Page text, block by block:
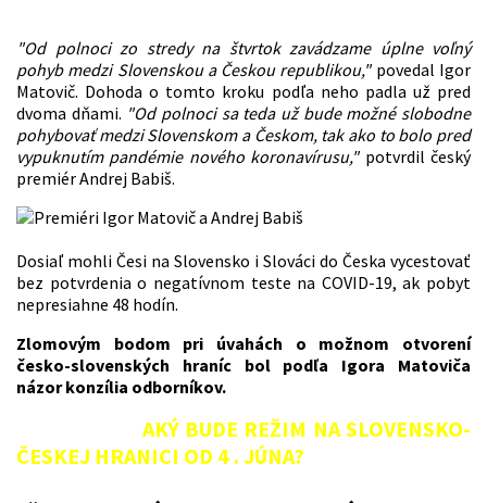
"Od polnoci zo stredy na štvrtok zavádzame úplne voľný
pohyb medzi Slovenskou a Českou republikou,"povedal Igor
Matovič. Dohoda o tomto kroku podľa neho padla už pred
dvoma dňami. "Od polnoci sa teda už bude možné slobodne
pohybovať medzi Slovenskom a Českom, tak ako to bolo pred
vypuknutím pandémie nového koronavírusu,"potvrdil český
premiér Andrej Babiš.
Dosiaľ mohli Česi na Slovensko i Slováci do Česka vycestovať
bez potvrdenia o negatívnom teste na COVID-19, ak pobyt
nepresiahne 48 hodín.
Zlomovým bodom pri úvahách o možnom otvorení
česko-slovenských hraníc bol podľa Igora Matoviča
názor konzília odborníkov.
AKÝ BUDE REŽIM NA SLOVENSKO-
ČESKEJ HRANICI OD 4 . JÚNA?